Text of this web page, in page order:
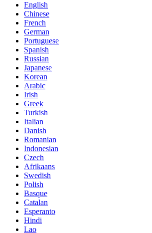
English
Chinese
French
German
Portuguese
Spanish
Russian
Japanese
Korean
Arabic
Irish
Greek
Turkish
Italian
Danish
Romanian
Indonesian
Czech
Afrikaans
Swedish
Polish
Basque
Catalan
Esperanto
Hindi
Lao